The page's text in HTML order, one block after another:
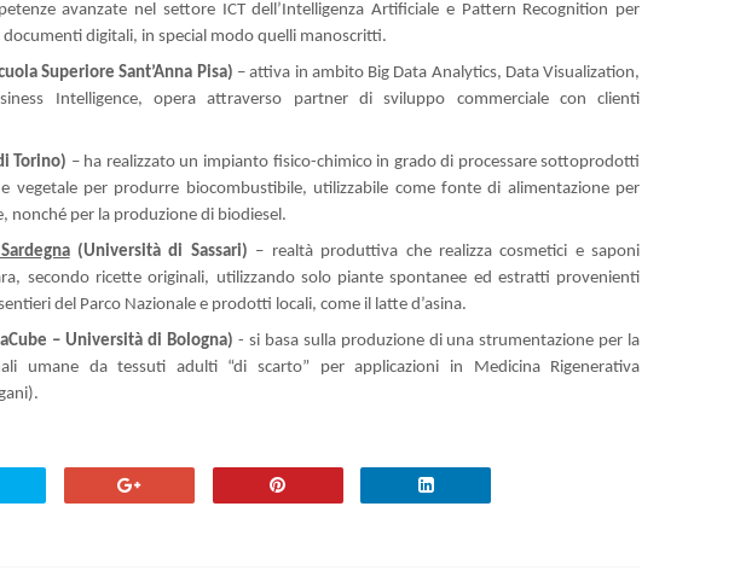
avanzate nel settore ICT dell’Intelligenza Artificiale e Pattern Recognition per
documenti digitali, in special modo quelli manoscritti.
Superiore Sant’Anna Pisa) –attiva in ambito Big Data Analytics, Data Visualization,
Intelligence, opera attraverso partner di sviluppo commerciale con clienti
Torino) – ha realizzato un impianto fisico-chimico in grado di processare sottoprodotti
vegetale per produrre biocombustibile, utilizzabile come fonte di alimentazione per
nonché per la produzione di biodiesel.
(Università di Sassari) – realtà produttiva che realizza cosmetici e saponi
secondo ricette originali, utilizzando solo piante spontanee ed estratti provenienti
del Parco Nazionale e prodotti locali, come il latte d’asina.
– Università di Bologna) - si basa sulla produzione di una strumentazione per la
umane da tessuti adulti “di scarto” per applicazioni in Medicina Rigenerativa